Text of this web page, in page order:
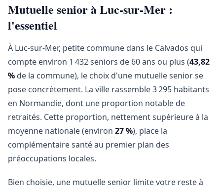
Mutuelle senior à Luc-sur-Mer :
l'essentiel
À Luc-sur-Mer, petite commune dans le Calvados qui
compte environ 1 432 seniors de 60 ans ou plus (43,82
% de la commune), le choix d'une mutuelle senior se
pose concrètement. La ville rassemble 3 295 habitants
en Normandie, dont une proportion notable de
retraités. Cette proportion, nettement supérieure à la
moyenne nationale (environ 27 %), place la
complémentaire santé au premier plan des
préoccupations locales.
Bien choisie, une mutuelle senior limite votre reste à